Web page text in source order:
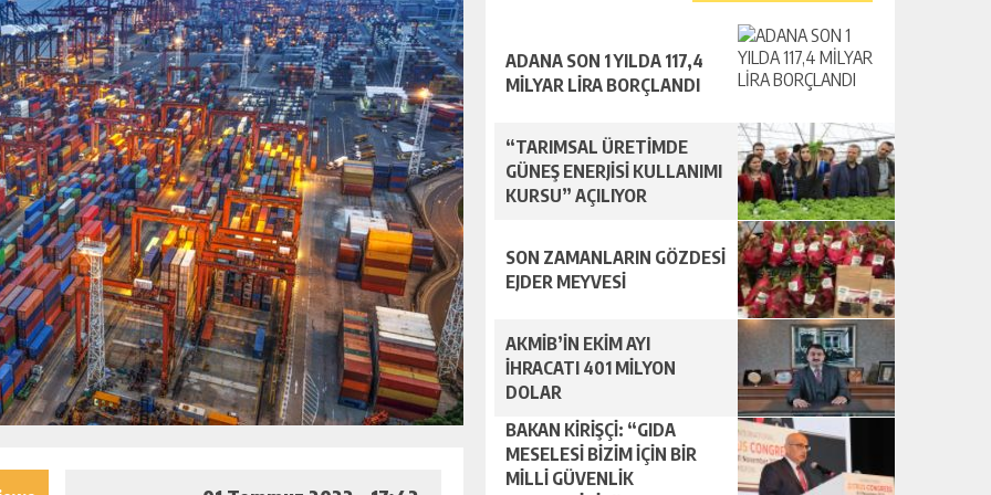
ADANA SON 1 YILDA 117,4
MİLYAR LİRA BORÇLANDI
“TARIMSAL ÜRETİMDE
GÜNEŞ ENERJİSİ KULLANIMI
KURSU” AÇILIYOR
SON ZAMANLARIN GÖZDESİ
EJDER MEYVESİ
AKMİB’İN EKİM AYI
İHRACATI 401 MİLYON
DOLAR
BAKAN KİRİŞÇİ: “GIDA
MESELESİ BİZİM İÇİN BİR
MİLLİ GÜVENLİK